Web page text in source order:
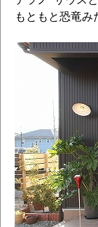
もともと恐竜み